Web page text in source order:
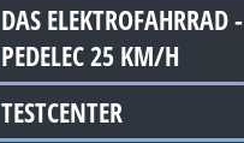
DAS ELEKTROFAHRRAD -
PEDELEC 25 KM/H
TESTCENTER